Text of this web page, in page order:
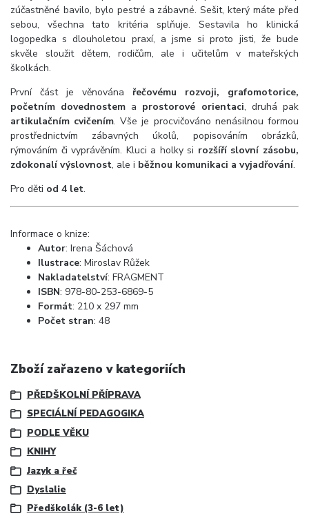
zúčastněné bavilo, bylo pestré a zábavné. Sešit, který máte před
sebou, všechna tato kritéria splňuje. Sestavila ho klinická
logopedka s dlouholetou praxí, a jsme si proto jisti, že bude
skvěle sloužit dětem, rodičům, ale i učitelům v mateřských
školkách.
První část je věnována řečovému rozvoji, grafomotorice,
početním dovednostem a prostorové orientaci, druhá pak
artikulačním cvičením. Vše je procvičováno nenásilnou formou
prostřednictvím zábavných úkolů, popisováním obrázků,
rýmováním či vyprávěním. Kluci a holky si rozšíří slovní zásobu,
zdokonalí výslovnost, ale i běžnou komunikaci a vyjadřování.
Pro děti od 4 let.
Informace o knize:
Autor: Irena Šáchová
Ilustrace: Miroslav Růžek
Nakladatelství: FRAGMENT
ISBN: 978-80-253-6869-5
Formát: 210 x 297 mm
Počet stran: 48
Zboží zařazeno v kategoriích
PŘEDŠKOLNÍ PŘÍPRAVA
SPECIÁLNÍ PEDAGOGIKA
PODLE VĚKU
KNIHY
Jazyk a řeč
Dyslalie
Předškolák (3-6 let)